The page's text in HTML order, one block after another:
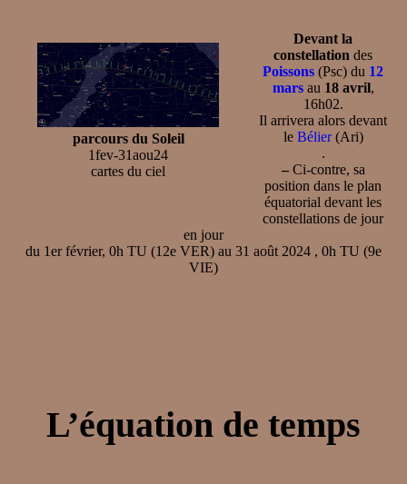
parcours du Soleil
1fev-31aou24
cartes du ciel
Devant la
constellation des
Poissons (Psc) du 12
marsau 18 avril,
16h02.
Il arrivera alors devant
le Bélier(Ari)
.
–Ci-contre, sa
position dans le plan
équatorial devant les
constellations de jour
en jour
du 1er février, 0h TU (12e VER) au 31 août 2024 , 0h TU (9e
VIE)
L’équation de temps